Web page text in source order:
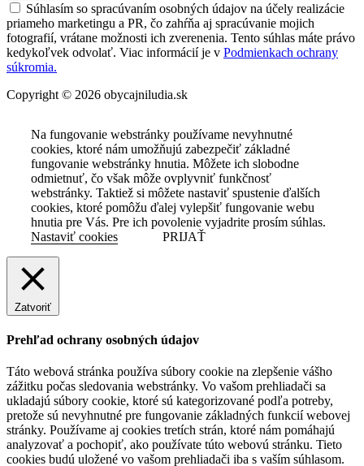
Súhlasím so spracúvaním osobných údajov na účely realizácie
priameho marketingu a PR, čo zahŕňa aj spracúvanie mojich
fotografií, vrátane možnosti ich zverenenia. Tento súhlas máte právo
kedykoľvek odvolať. Viac informácií je v Podmienkach ochrany
súkromia.
Copyright © 2026 obycajniludia.sk
Na fungovanie webstránky používame nevyhnutné
cookies, ktoré nám umožňujú zabezpečiť základné
fungovanie webstránky hnutia. Môžete ich slobodne
odmietnuť, čo však môže ovplyvniť funkčnosť
webstránky. Taktiež si môžete nastaviť spustenie ďalších
cookies, ktoré pomôžu ďalej vylepšiť fungovanie webu
hnutia pre Vás. Pre ich povolenie vyjadrite prosím súhlas.
Nastaviť cookies
PRIJAŤ
Zatvoriť
Prehľad ochrany osobných údajov
Táto webová stránka používa súbory cookie na zlepšenie vášho
zážitku počas sledovania webstránky. Vo vašom prehliadači sa
ukladajú súbory cookie, ktoré sú kategorizované podľa potreby,
pretože sú nevyhnutné pre fungovanie základných funkcií webovej
stránky. Používame aj cookies tretích strán, ktoré nám pomáhajú
analyzovať a pochopiť, ako používate túto webovú stránku. Tieto
cookies budú uložené vo vašom prehliadači iba s vaším súhlasom.